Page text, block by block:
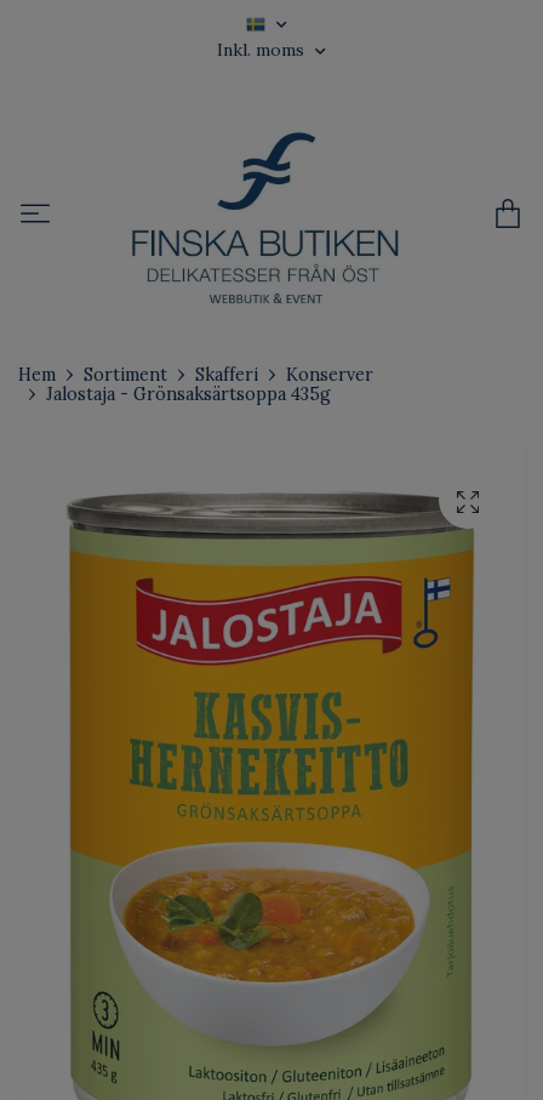
Inkl. moms
Hem Sortiment Skafferi
Konserver
Jalostaja - Grönsaksärtsoppa 435g